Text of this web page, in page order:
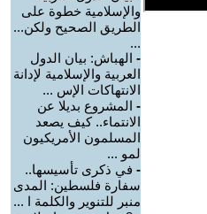
والإسلامية خطوة على
الطريق الصحيح ولكن...
...
- الهباش: بيان الدول
العربية والإسلامية لإدانة
الانتهاكات الإس ...
- المشروع بديلا عن
الانتماء.. كيف يصعد
المسلمون الأمريكيون
لمو ...
- في ذكرى تأسيسها..
سفارة فلسطين: المدى
منبر للتنوير والكلمة ا ...